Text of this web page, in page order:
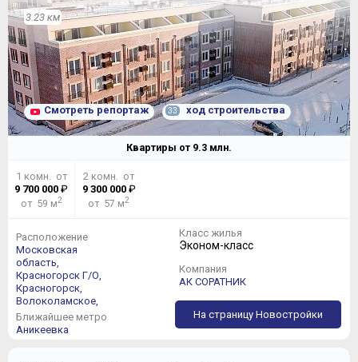
3.23 км
Смотреть репортаж 33 ход строительства
Квартиры от 9.3 млн.
1 комн. от
9 700 000 ₽
от 59 м2
2 комн. от
9 300 000₽
от 57 м2
Расположение
Московская
область,
Красногорск Г/О,
Красногорск,
Волоколамское,
Ближайшее метро
Аникеевка
Класс жилья
Эконом-класс
Компания
АК СОРАТНИК
На страницу Новостройки